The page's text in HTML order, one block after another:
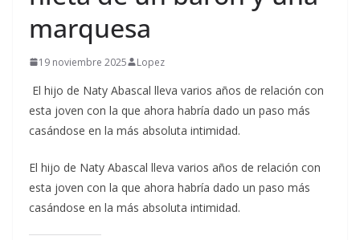
marquesa
19 noviembre 2025 Lopez
El hijo de Naty Abascal lleva varios años de relación con
esta joven con la que ahora habría dado un paso más
casándose en la más absoluta intimidad.
​El hijo de Naty Abascal lleva varios años de relación con
esta joven con la que ahora habría dado un paso más
casándose en la más absoluta intimidad.